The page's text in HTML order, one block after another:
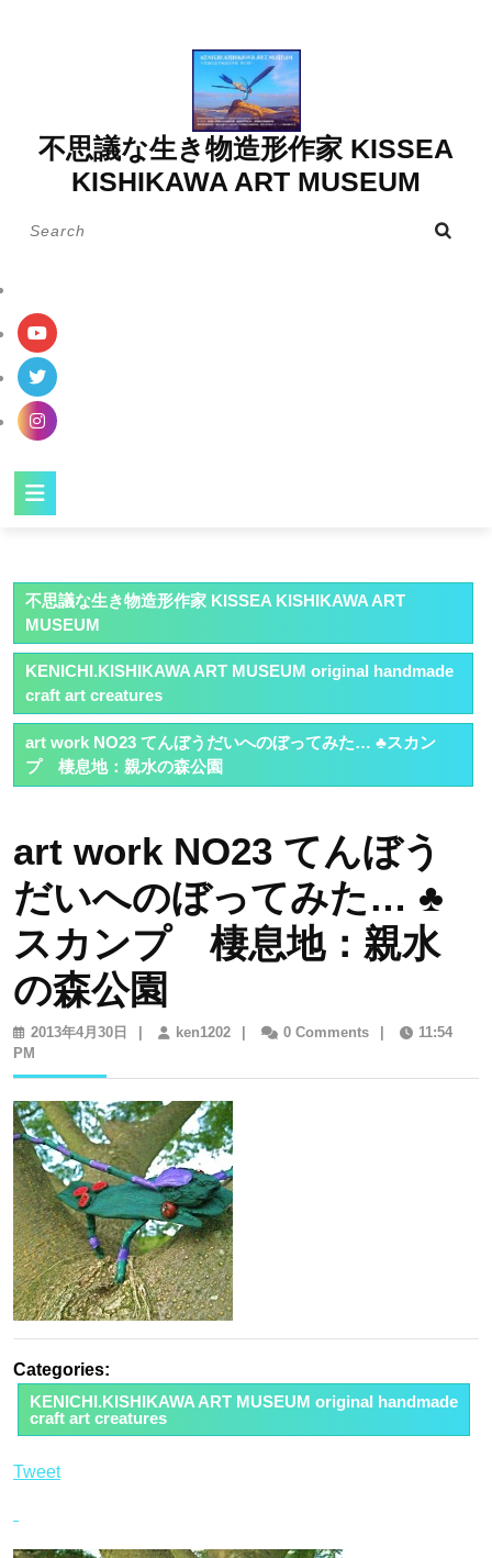
不思議な生き物造形作家 KISSEA
KISHIKAWA ART MUSEUM
不思議な生き物造形作家 KISSEA KISHIKAWA ART
MUSEUM
KENICHI.KISHIKAWA ART MUSEUM original handmade
craft art creatures
art work NO23 てんぼうだいへのぼってみた… ♣スカン
プ 棲息地：親水の森公園
art work NO23 てんぼう
だいへのぼってみた… ♣
スカンプ 棲息地：親水
の森公園
2013年4月30日
2013
30
日
ken1202ken12020 Comments
11:54
PM
Categories:
KENICHI.KISHIKAWA ART MUSEUM original handmade
craft art creatures
Tweet